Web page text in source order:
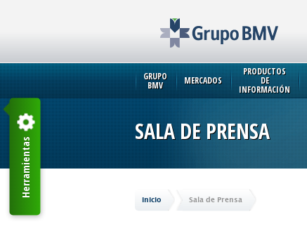
GRUPO
BMV MERCADOS
PRODUCTOS
DE
INFORMACIÓN
SALA DE PRENSA
Inicio Sala de Prensa
Herramientas